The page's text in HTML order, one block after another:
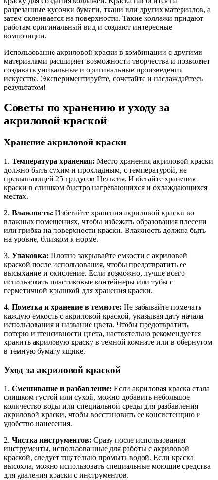
разрезанные кусочки бумаги, ткани или других материалов, а
затем склеивается на поверхности. Такие коллажи придают
работам оригинальный вид и создают интересные
композиции.
Использование акриловой краски в комбинации с другими
материалами расширяет возможности творчества и позволяет
создавать уникальные и оригинальные произведения
искусства. Экспериментируйте, сочетайте и наслаждайтесь
результатом!
Советы по хранению и уходу за
акриловой краской
Хранение акриловой краски
1. Температура хранения: Место хранения акриловой краски
должно быть сухим и прохладным, с температурой, не
превышающей 25 градусов Цельсия. Избегайте хранения
краски в слишком быстро нагревающихся и охлаждающихся
местах.
2. Влажность: Избегайте хранения акриловой краски во
влажных помещениях, чтобы избежать образования плесени
или грибка на поверхности краски. Влажность должна быть
на уровне, близком к норме.
3. Упаковка: Плотно закрывайте емкости с акриловой
краской после использования, чтобы предотвратить ее
высыхание и окисление. Если возможно, лучше всего
использовать пластиковые контейнеры или тубы с
герметичной крышкой для хранения краски.
4. Пометка и хранение в темноте: Не забывайте помечать
каждую емкость с акриловой краской, указывая дату начала
использования и название цвета. Чтобы предотвратить
потерю интенсивности цвета, настоятельно рекомендуется
хранить акриловую краску в темной комнате или в обернутом
в темную бумагу ящике.
Уход за акриловой краской
1. Смешивание и разбавление: Если акриловая краска стала
слишком густой или сухой, можно добавить небольшое
количество воды или специальной среды для разбавления
акриловой краски, чтобы восстановить ее консистенцию и
удобство нанесения.
2. Чистка инструментов: Сразу после использования
инструменты, использованные для работы с акриловой
краской, следует тщательно промыть водой. Если краска
высохла, можно использовать специальные моющие средства
для удаления краски с инструментов.